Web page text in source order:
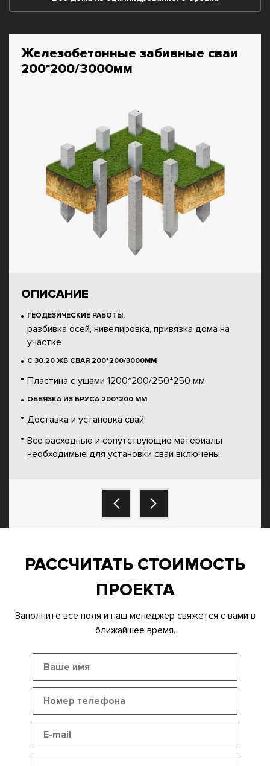
Железобетонные забивные сваи
200*200/3000мм
ОПИСАНИЕ
ГЕОДЕЗИЧЕСКИЕ РАБОТЫ:
разбивка осей, нивелировка, привязка дома на
участке
С 30.20 ЖБ СВАЯ 200*200/3000ММ
Пластина с ушами 1200*200/250*250 мм
ОБВЯЗКА ИЗ БРУСА 200*200 ММ
Доставка и установка свай
Все расходные и сопутствующие материалы
необходимые для установки сваи включены
РАССЧИТАТЬ СТОИМОСТЬ
ПРОЕКТА
Заполните все поля и наш менеджер свяжется с вами в
ближайшее время.